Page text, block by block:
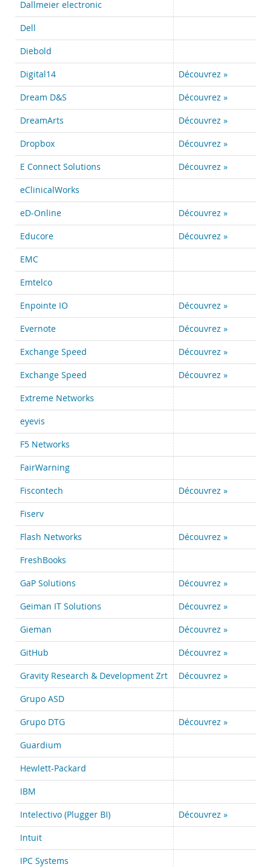
Dallmeier electronic
Dell
Diebold
Digital14 Découvrez »
Dream D&S Découvrez »
DreamArts Découvrez »
Dropbox Découvrez »
E Connect Solutions Découvrez »
eClinicalWorks
eD-Online Découvrez »
Educore Découvrez »
EMC
Emtelco
Enpointe IO Découvrez »
Evernote Découvrez »
Exchange Speed Découvrez »
Exchange Speed Découvrez »
Extreme Networks
eyevis
F5 Networks
FairWarning
Fiscontech Découvrez »
Fiserv
Flash Networks Découvrez »
FreshBooks
GaP Solutions Découvrez »
Geiman IT Solutions Découvrez »
Gieman Découvrez »
GitHub Découvrez »
Gravity Research & Development Zrt Découvrez »
Grupo ASD
Grupo DTG Découvrez »
Guardium
Hewlett-Packard
IBM
Intelectivo (Plugger BI) Découvrez »
Intuit
IPC Systems